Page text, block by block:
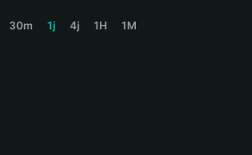
30m 1j 4j 1H 1M